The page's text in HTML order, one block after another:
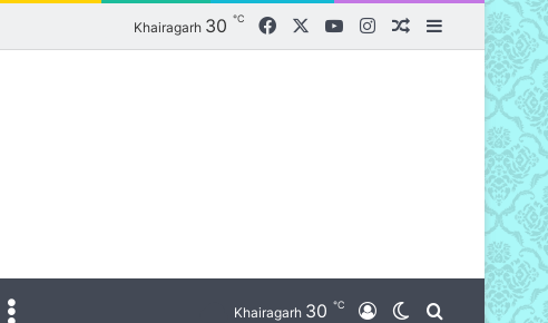
Khairagarh 30 ℃ FacebookYouTubeInstagramRandom Article
Sidebar
Khairagarh 30 ℃ Log InSwitch skin
Search for